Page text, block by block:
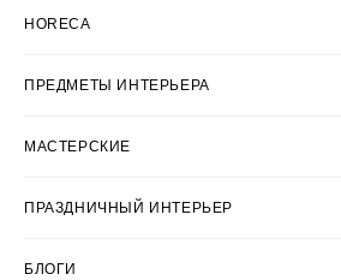
HORECA
ПРЕДМЕТЫ ИНТЕРЬЕРА
МАСТЕРСКИЕ
ПРАЗДНИЧНЫЙ ИНТЕРЬЕР
БЛОГИ